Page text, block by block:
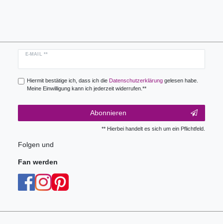
E-MAIL **
Newsletter
Hiermit bestätige ich, dass ich die Daten­schutz­erklärunggelesen habe.
Meine Einwilligung kann ich jederzeit widerrufen.**
Abonnieren
** Hierbei handelt es sich um ein Pflichtfeld.
Folgen und
Fan werden